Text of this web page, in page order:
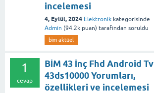
incelemesi
4, Eylül, 2024 Elektronik kategorisinde
Admin (94.2k puan) tarafından soruldu
bi̇m aktüel
1
cevap
BİM 43 İnç Fhd Android Tv
43ds10000 Yorumları,
özellikleri ve incelemesi